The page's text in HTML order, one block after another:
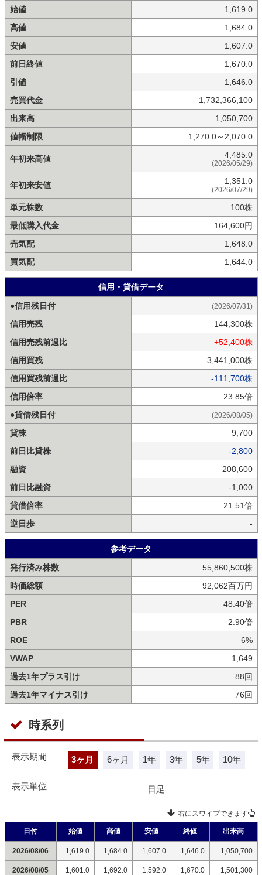
始値
1,619.0
高値
1,684.0
安値
1,607.0
前日終値
1,670.0
引値
1,646.0
売買代金
1,732,366,100
出来高
1,050,700
値幅制限
1,270.0～2,070.0
年初来高値 4,485.0
(2026/05/29)
年初来安値 1,351.0
(2026/07/29)
単元株数
100株
最低購入代金
164,600円
売気配
1,648.0
買気配
1,644.0
信用・貸借データ
●信用残日付
(2026/07/31)
信用売残
144,300株
信用売残前週比
+52,400株
信用買残
3,441,000株
信用買残前週比
-111,700株
信用倍率
23.85倍
●貸借残日付
(2026/08/05)
貸株
9,700
前日比貸株
-2,800
融資
208,600
前日比融資
-1,000
貸借倍率
21.51倍
逆日歩
-
参考データ
発行済み株数
55,860,500株
時価総額
92,062百万円
PER
48.40倍
PBR
2.90倍
ROE
6%
VWAP
1,649
過去1年プラス引け
88回
過去1年マイナス引け
76回
時系列
表示期間 3ヶ月 6ヶ月 1年 3年 5年 10年
表示単位 日足
右にスワイプできます
日付 始値 高値 安値 終値 出来高
2026/08/06 1,619.0 1,684.0 1,607.0 1,646.0 1,050,700
2026/08/05 1,601.0 1,692.0 1,592.0 1,670.0 1,501,300